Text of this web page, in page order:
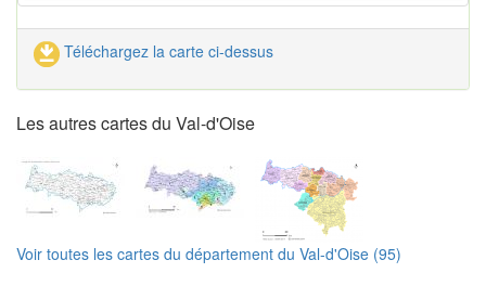
Téléchargez la carte ci-dessus
Les autres cartes du Val-d'Oise
Voir toutes les cartes du département du Val-d'Oise (95)